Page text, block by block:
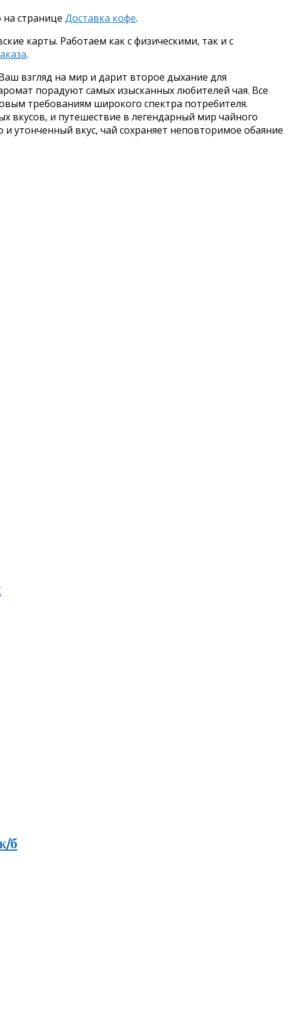
странице Доставка кофе.
карты. Работаем как с физическими, так и с
.
взгляд на мир и дарит второе дыхание для
порадуют самых изысканных любителей чая. Все
требованиям широкого спектра потребителя.
вкусов, и путешествие в легендарный мир чайного
утонченный вкус, чай сохраняет неповторимое обаяние
б